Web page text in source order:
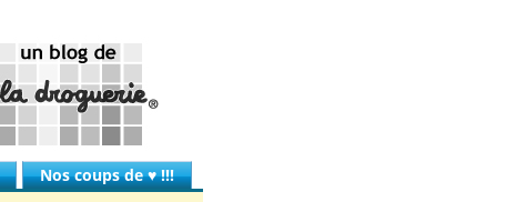
Nos coups de ♥ !!!